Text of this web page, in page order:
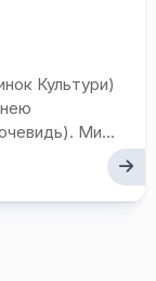
Культури)
Ми...